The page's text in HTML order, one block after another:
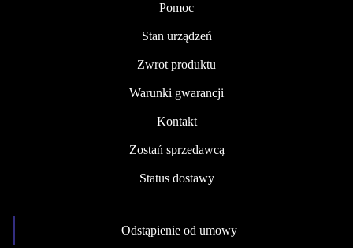
Pomoc
Stan urządzeń
Zwrot produktu
Warunki gwarancji
Kontakt
Zostań sprzedawcą
Status dostawy
Odstąpienie od umowy